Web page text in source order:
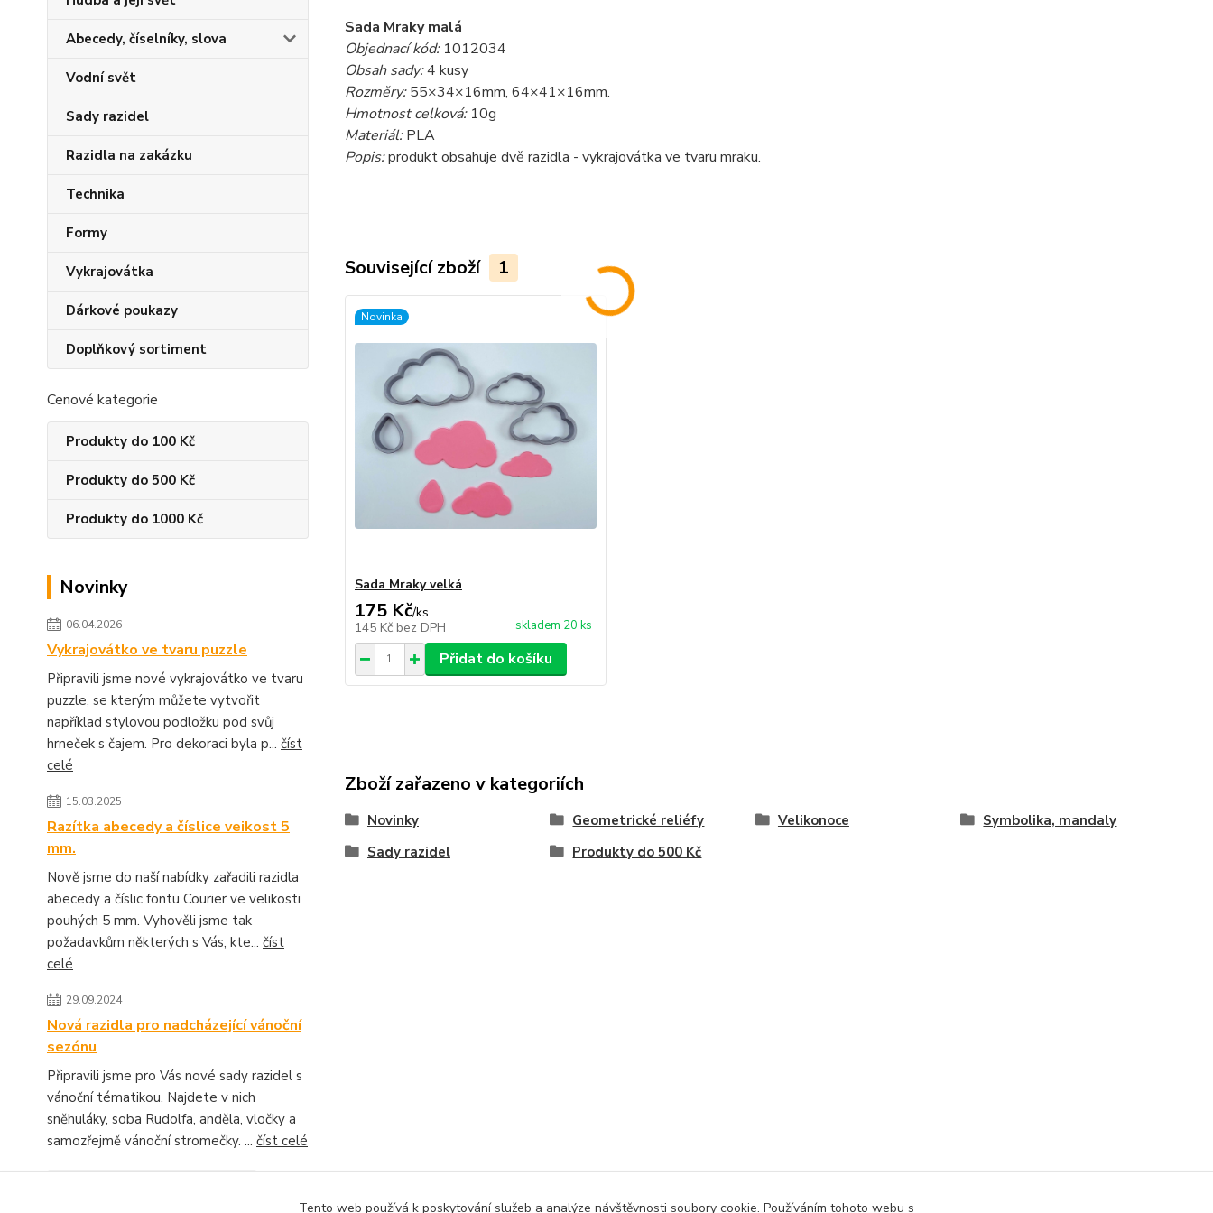
Abecedy, číselníky, slova
Vodní svět
Sady razidel
Razidla na zakázku
Technika
Formy
Vykrajovátka
Dárkové poukazy
Doplňkový sortiment
Cenové kategorie
Produkty do 100 Kč
Produkty do 500 Kč
Produkty do 1000 Kč
Novinky
06.04.2026
Vykrajovátko ve tvaru puzzle
Připravili jsme nové vykrajovátko ve tvaru
puzzle, se kterým můžete vytvořit
například stylovou podložku pod svůj
hrneček s čajem. Pro dekoraci byla p... číst
celé
15.03.2025
Razítka abecedy a číslice veikost 5
mm.
Nově jsme do naší nabídky zařadili razidla
abecedy a číslic fontu Courier ve velikosti
pouhých 5 mm. Vyhověli jsme tak
požadavkům některých s Vás, kte... číst
celé
29.09.2024
Nová razidla pro nadcházející vánoční
sezónu
Připravili jsme pro Vás nové sady razidel s
vánoční tématikou. Najdete v nich
sněhuláky, soba Rudolfa, anděla, vločky a
samozřejmě vánoční stromečky. ... číst celé
Sada Mraky malá
Objednací kód: 1012034
Obsah sady:4 kusy
Rozměry:55×34×16mm, 64×41×16mm.
Hmotnost celková: 10g
Materiál:PLA
Popis:produkt obsahuje dvě razidla - vykrajovátka ve tvaru mraku.
Související zboží 1
Novinka
Sada Mraky velká
175 Kč/ks
145 Kč bez DPH skladem 20 ks
Přidat do košíku
Zboží zařazeno v kategoriích
Novinky Geometrické reliéfy Velikonoce
Symbolika, mandaly
Sady razidel
Produkty do 500 Kč
Tento web používá k poskytování služeb a analýze návštěvnosti soubory cookie. Používáním tohoto webu s